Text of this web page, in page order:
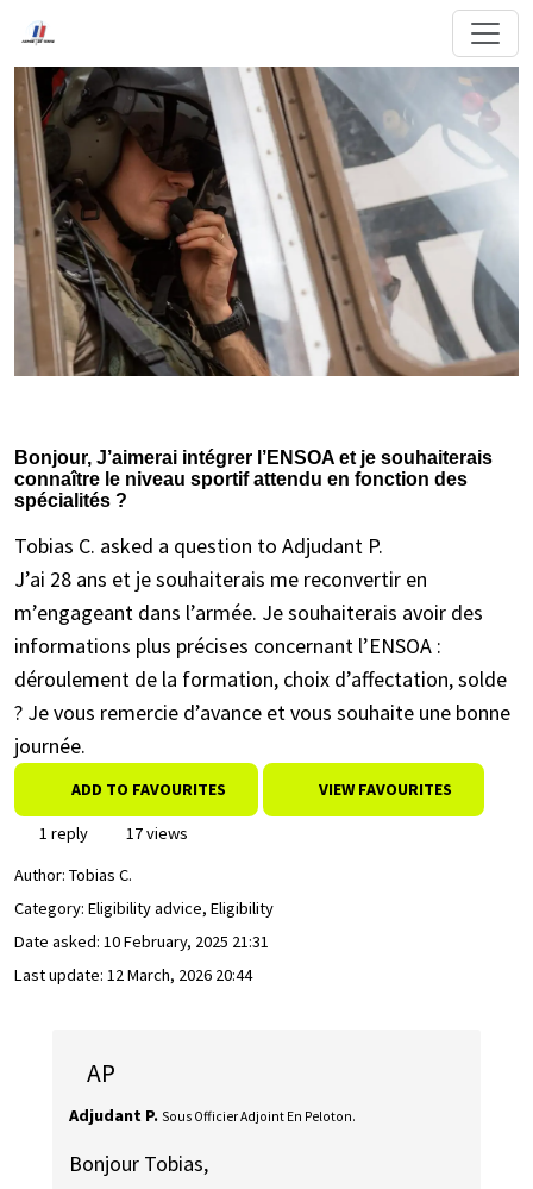
Bonjour, J’aimerai intégrer l’ENSOA et je souhaiterais
connaître le niveau sportif attendu en fonction des
spécialités ?
Tobias C. asked a question to Adjudant P.
J’ai 28 ans et je souhaiterais me reconvertir en
m’engageant dans l’armée. Je souhaiterais avoir des
informations plus précises concernant l’ENSOA :
déroulement de la formation, choix d’affectation, solde
? Je vous remercie d’avance et vous souhaite une bonne
journée.
ADD TO FAVOURITES VIEW FAVOURITES
1 reply
17 views
Author: Tobias C.
Category: Eligibility advice, Eligibility
Date asked: 10 February, 2025 21:31
Last update: 12 March, 2026 20:44
AP
Adjudant P. Sous Officier Adjoint En Peloton.
Bonjour Tobias,